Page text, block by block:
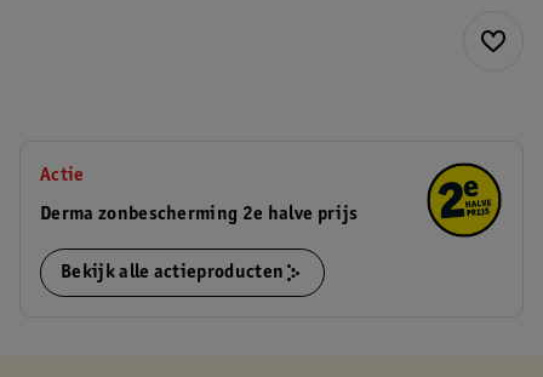
Actie
Derma zonbescherming 2e halve prijs
Bekijk alle actieproducten